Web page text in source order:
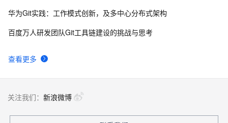
查看更多
华为Git实践：工作模式创新，及多中心分布式架构
百度万人研发团队Git工具链建设的挑战与思考
关注我们： 新浪微博